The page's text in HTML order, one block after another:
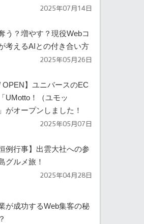
2025年07月14日
う？増やす？現役Webコ
考えるAIとの付き合い方
2025年05月26日
OPEN】ユニバースのEC
UMotto！（ユモッ
がオープンしました！
2025年05月07日
例行事】出雲大社への参
グルメ旅！
2025年04月28日
が成功するWeb集客の秘